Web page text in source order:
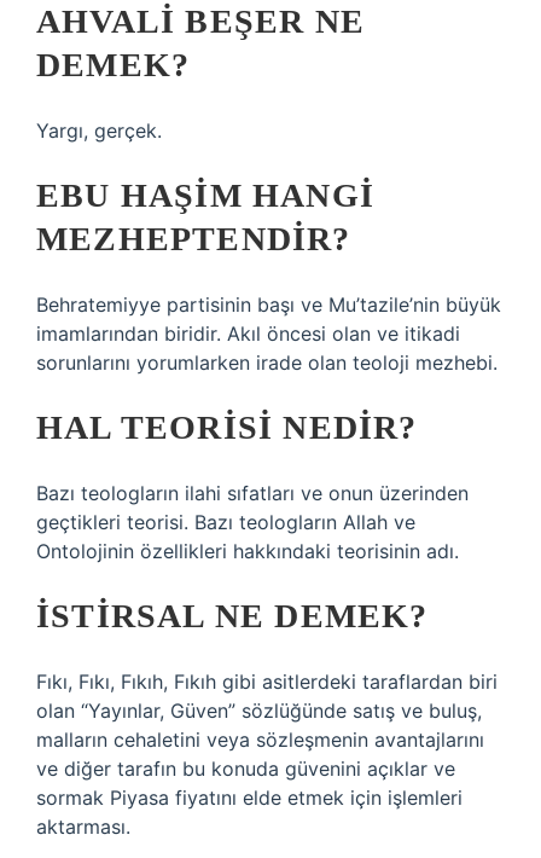
AHVALI BEŞER NE
DEMEK?
Yargı, gerçek.
EBU HAŞIM HANGI
MEZHEPTENDIR?
Behratemiyye partisinin başı ve Mu’tazile’nin büyük
imamlarından biridir. Akıl öncesi olan ve itikadi
sorunlarını yorumlarken irade olan teoloji mezhebi.
HAL TEORISI NEDIR?
Bazı teologların ilahi sıfatları ve onun üzerinden
geçtikleri teorisi. Bazı teologların Allah ve
Ontolojinin özellikleri hakkındaki teorisinin adı.
İSTIRSAL NE DEMEK?
Fıkı, Fıkı, Fıkıh, Fıkıh gibi asitlerdeki taraflardan biri
olan “Yayınlar, Güven” sözlüğünde satış ve buluş,
malların cehaletini veya sözleşmenin avantajlarını
ve diğer tarafın bu konuda güvenini açıklar ve
sormak Piyasa fiyatını elde etmek için işlemleri
aktarması.